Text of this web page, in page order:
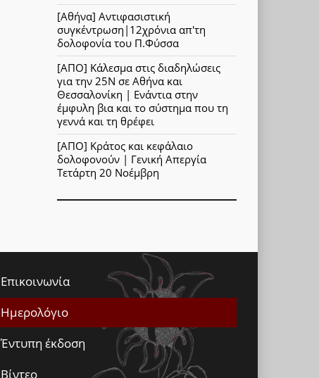
[Αθήνα] Αντιφασιστική
συγκέντρωση|12χρόνια απ'τη
δολοφονία του Π.Φύσσα
[ΑΠΟ] Κάλεσμα στις διαδηλώσεις
για την 25Ν σε Αθήνα και
Θεσσαλονίκη | Ενάντια στην
έμφυλη βια και το σύστημα που τη
γεννά και τη θρέφει
[ΑΠΟ] Κράτος και κεφάλαιο
δολοφονούν | Γενική Απεργία
Τετάρτη 20 Νοέμβρη
Επικοινωνία
Ημερολόγιο
Έντυπη έκδοση
Βίντεο